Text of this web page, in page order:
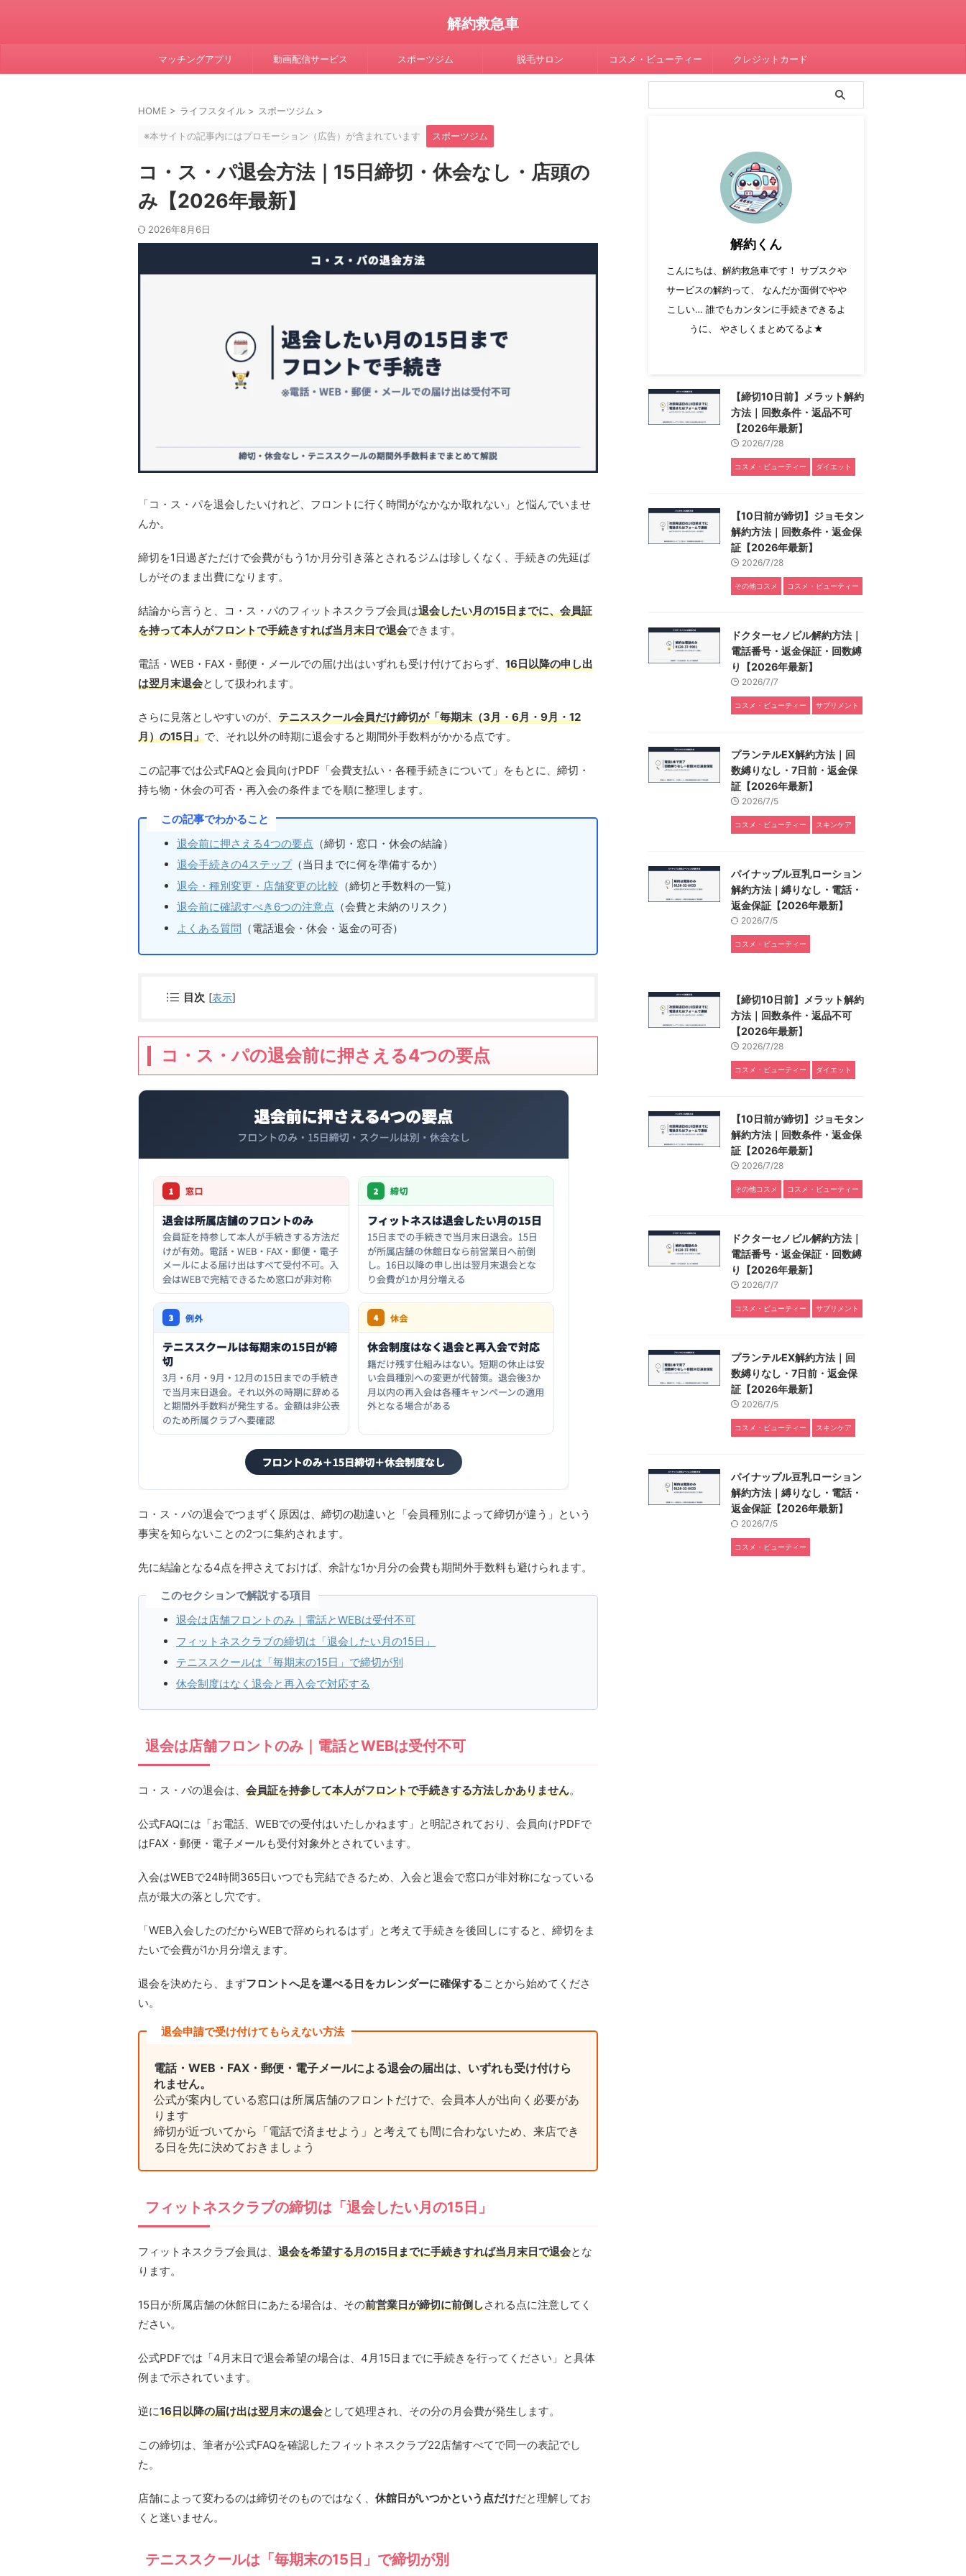
解約救急車
マッチングアプリ 動画配信サービス スポーツジム 脱毛サロン コスメ・ビューティー クレジットカード
HOME > ライフスタイル > スポーツジム >
※本サイトの記事内にはプロモーション（広告）が含まれています スポーツジム
コ・ス・パ退会方法｜15日締切・休会なし・店頭の
み【2026年最新】
2026年8月6日
「コ・ス・パを退会したいけれど、フロントに行く時間がなかなか取れない」と悩んでいませ
んか。
締切を1日過ぎただけで会費がもう1か月分引き落とされるジムは珍しくなく、手続きの先延ば
しがそのまま出費になります。
結論から言うと、コ・ス・パのフィットネスクラブ会員は退会したい月の15日までに、会員証
を持って本人がフロントで手続きすれば当月末日で退会できます。
電話・WEB・FAX・郵便・メールでの届け出はいずれも受け付けておらず、 16日以降の申し出
は翌月末退会として扱われます。
さらに見落としやすいのが、 テニススクール会員だけ締切が「毎期末（3月・6月・9月・12
月）の15日」で、それ以外の時期に退会すると期間外手数料がかかる点です。
この記事では公式FAQと会員向けPDF「会費支払い・各種手続きについて」をもとに、締切・
持ち物・休会の可否・再入会の条件までを順に整理します。
この記事でわかること
退会前に押さえる4つの要点 （締切・窓口・休会の結論）
退会手続きの4ステップ（当日までに何を準備するか）
退会・種別変更・店舗変更の比較 （締切と手数料の一覧）
退会前に確認すべき6つの注意点 （会費と未納のリスク）
よくある質問 （電話退会・休会・返金の可否）
目次 [表示]
コ・ス・パの退会前に押さえる4つの要点
コ・ス・パの退会でつまずく原因は、締切の勘違いと「会員種別によって締切が違う」という
事実を知らないことの2つに集約されます。
先に結論となる4点を押さえておけば、余計な1か月分の会費も期間外手数料も避けられます。
このセクションで解説する項目
退会は店舗フロントのみ｜電話とWEBは受付不可
フィットネスクラブの締切は「退会したい月の15日」
テニススクールは「毎期末の15日」で締切が別
休会制度はなく退会と再入会で対応する
退会は店舗フロントのみ｜電話とWEBは受付不可
コ・ス・パの退会は、 会員証を持参して本人がフロントで手続きする方法しかありません。
公式FAQには「お電話、WEBでの受付はいたしかねます」と明記されており、会員向けPDFで
はFAX・郵便・電子メールも受付対象外とされています。
入会はWEBで24時間365日いつでも完結できるため、入会と退会で窓口が非対称になっている
点が最大の落とし穴です。
「WEB入会したのだからWEBで辞められるはず」と考えて手続きを後回しにすると、締切をま
たいで会費が1か月分増えます。
退会を決めたら、まずフロントへ足を運べる日をカレンダーに確保することから始めてくださ
い。
退会申請で受け付けてもらえない方法
電話・WEB・FAX・郵便・電子メールによる退会の届出は、いずれも受け付けら
れません。
公式が案内している窓口は所属店舗のフロントだけで、会員本人が出向く必要があ
ります
締切が近づいてから「電話で済ませよう」と考えても間に合わないため、来店でき
る日を先に決めておきましょう
フィットネスクラブの締切は「退会したい月の15日」
フィットネスクラブ会員は、 退会を希望する月の15日までに手続きすれば当月末日で退会とな
ります。
15日が所属店舗の休館日にあたる場合は、その前営業日が締切に前倒しされる点に注意してく
ださい。
公式PDFでは「4月末日で退会希望の場合は、4月15日までに手続きを行ってください」と具体
例まで示されています。
逆に16日以降の届け出は翌月末の退会として処理され、その分の月会費が発生します。
この締切は、筆者が公式FAQを確認したフィットネスクラブ22店舗すべてで同一の表記でし
た。
店舗によって変わるのは締切そのものではなく、 休館日がいつかという点だけだと理解してお
くと迷いません。
テニススクールは「毎期末の15日」で締切が別
解約くん
こんにちは、解約救急車です！ サブスクや
サービスの解約って、 なんだか面倒でやや
こしい… 誰でもカンタンに手続きできるよ
うに、 やさしくまとめてるよ★
【締切10日前】メラット解約
方法｜回数条件・返品不可
【2026年最新】
2026/7/28
コスメ・ビューティー ダイエット
【10日前が締切】ジョモタン
解約方法｜回数条件・返金保
証【2026年最新】
2026/7/28
その他コスメ コスメ・ビューティー
ドクターセノビル解約方法｜
電話番号・返金保証・回数縛
り【2026年最新】
2026/7/7
コスメ・ビューティー サプリメント
プランテルEX解約方法｜回
数縛りなし・7日前・返金保
証【2026年最新】
2026/7/5
コスメ・ビューティー スキンケア
パイナップル豆乳ローション
解約方法｜縛りなし・電話・
返金保証【2026年最新】
2026/7/5
コスメ・ビューティー
【締切10日前】メラット解約
方法｜回数条件・返品不可
【2026年最新】
2026/7/28
コスメ・ビューティー ダイエット
【10日前が締切】ジョモタン
解約方法｜回数条件・返金保
証【2026年最新】
2026/7/28
その他コスメ コスメ・ビューティー
ドクターセノビル解約方法｜
電話番号・返金保証・回数縛
り【2026年最新】
2026/7/7
コスメ・ビューティー サプリメント
プランテルEX解約方法｜回
数縛りなし・7日前・返金保
証【2026年最新】
2026/7/5
コスメ・ビューティー スキンケア
パイナップル豆乳ローション
解約方法｜縛りなし・電話・
返金保証【2026年最新】
2026/7/5
コスメ・ビューティー